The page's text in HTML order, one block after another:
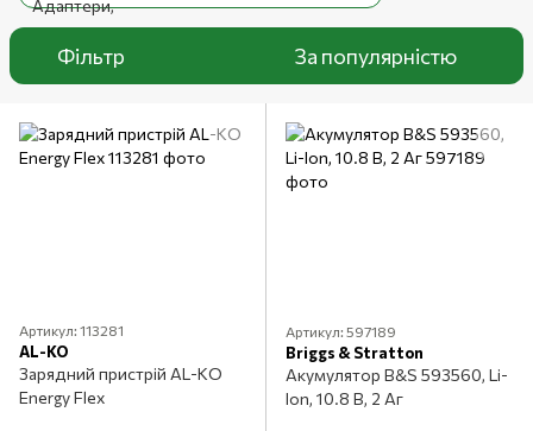
Фільтр За популярністю
Артикул: 113281
AL-KO
Зарядний пристрій AL-KO
Energy Flex
Артикул: 597189
Briggs & Stratton
Акумулятор B&S 593560, Li-
Ion, 10.8 В, 2 Аг